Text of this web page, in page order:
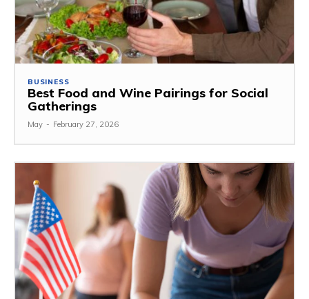
BUSINESS
Best Food and Wine Pairings for Social
Gatherings
May - February 27, 2026